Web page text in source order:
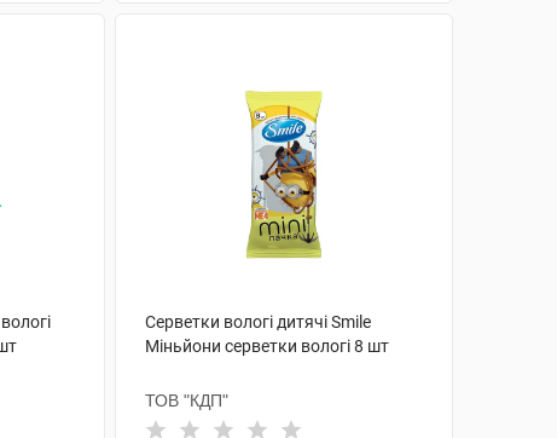
Серветки вологі дитячі Smile
Міньйони серветки вологі 8 шт
ТОВ "КДП"